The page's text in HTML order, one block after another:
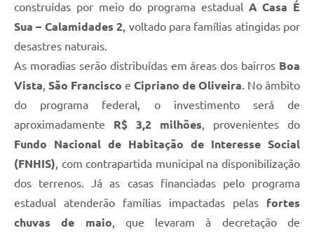
construídas por meio do programa estadual A Casa É
Sua – Calamidades 2, voltado para famílias atingidas por
desastres naturais.
As moradias serão distribuídas em áreas dos bairros Boa
Vista, São Francisco e Cipriano de Oliveira. No âmbito
do programa federal, o investimento será de
aproximadamente R$ 3,2 milhões, provenientes do
Fundo Nacional de Habitação de Interesse Social
(FNHIS), com contrapartida municipal na disponibilização
dos terrenos. Já as casas financiadas pelo programa
estadual atenderão famílias impactadas pelas fortes
chuvas de maio, que levaram à decretação de